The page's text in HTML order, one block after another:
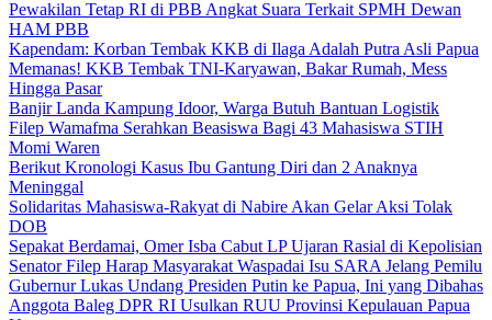
Pewakilan Tetap RI di PBB Angkat Suara Terkait SPMH Dewan
HAM PBB
Kapendam: Korban Tembak KKB di Ilaga Adalah Putra Asli Papua
Memanas! KKB Tembak TNI-Karyawan, Bakar Rumah, Mess
Hingga Pasar
Banjir Landa Kampung Idoor, Warga Butuh Bantuan Logistik
Filep Wamafma Serahkan Beasiswa Bagi 43 Mahasiswa STIH
Momi Waren
Berikut Kronologi Kasus Ibu Gantung Diri dan 2 Anaknya
Meninggal
Solidaritas Mahasiswa-Rakyat di Nabire Akan Gelar Aksi Tolak
DOB
Sepakat Berdamai, Omer Isba Cabut LP Ujaran Rasial di Kepolisian
Senator Filep Harap Masyarakat Waspadai Isu SARA Jelang Pemilu
Gubernur Lukas Undang Presiden Putin ke Papua, Ini yang Dibahas
Anggota Baleg DPR RI Usulkan RUU Provinsi Kepulauan Papua